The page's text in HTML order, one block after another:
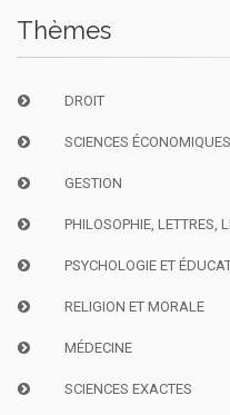
Thèmes
DROIT
SCIENCES
GESTION
PHILOSOPHIE, LETTRES,
PSYCHOLOGIE ET
RELIGION ET MORALE
MÉDECINE
SCIENCES EXACTES